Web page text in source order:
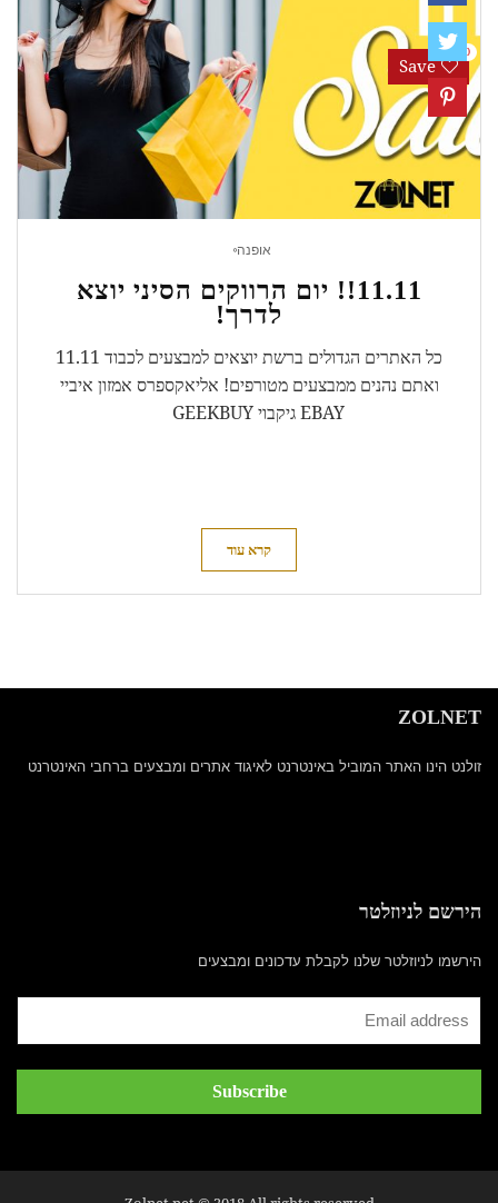
Save
0
אופנה
11.11!! יום הרווקים הסיני יוצא
לדרך!
כל האתרים הגדולים ברשת יוצאים למבצעים לכבוד 11.11
ואתם נהנים ממבצעים מטורפים! אליאקספרס אמזון איביי
EBAY גיקבוי GEEKBUY
קרא עוד
ZOLNET
זולנט הינו האתר המוביל באינטרנט לאיגוד אתרים ומבצעים ברחבי האינטרנט
הירשם לניוזלטר
הירשמו לניוזלטר שלנו לקבלת עדכונים ומבצעים